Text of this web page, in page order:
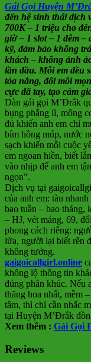
Gái Gọi Huyện
đến hệ sinh thái dịch
700K – 1 triệu cho
giờ – 1 slot – 1 đêm
kỹ, đảm bảo không
khách – không ảnh
lần đầu. Mỗi em đều
tỏa nắng, đôi môi
cực đã tay, tạo cảm
Dàn gái gọi M’Đrắk
bụng phẳng lì, mông
đủ khiến anh em chỉ
bím hồng múp, nước
sạch khiến mỗi cuộc
em ngoan hiền, biết
vào nhịp để anh em
ngọn”.
Dịch vụ tại
của anh em: tàu
bao tuần – bao tháng,
– HJ, vét máng, 69,
phong cách riêng:
lửa, người lại biết rên
không tưởng.
gaigoicallgirl.online
không lộ thông tin
đúng phân khúc. Nếu
thăng hoa nhất, mềm
tâm, thì chỉ cần nhấc
tại Huyện M’Đrắk
Xem thêm : Gái Gọi
Reviews